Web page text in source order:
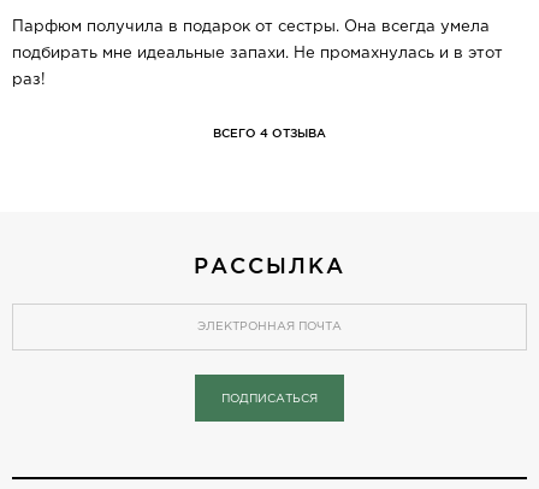
Парфюм получила в подарок от сестры. Она всегда умела
подбирать мне идеальные запахи. Не промахнулась и в этот
раз!
ВСЕГО 4 ОТЗЫВА
РАССЫЛКА
ПОДПИСАТЬСЯ